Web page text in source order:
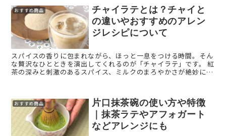
おすすめ商品
チャイラテとは？チャイと
の違いやおすすめのアレン
ジレシピについて
スパイスの香りに包まれながら、ほっと一息をつける時間。そん
な贅沢なひとときを演出してくれるのが「チャイラテ」です。 紅
茶の深みと刺激のあるスパイス、ミルクのまろやかさが絶妙にマ
おすすめ商品
片口抹茶碗の使い方や特徴
｜抹茶ラテやアフォガート
などアレンジにも